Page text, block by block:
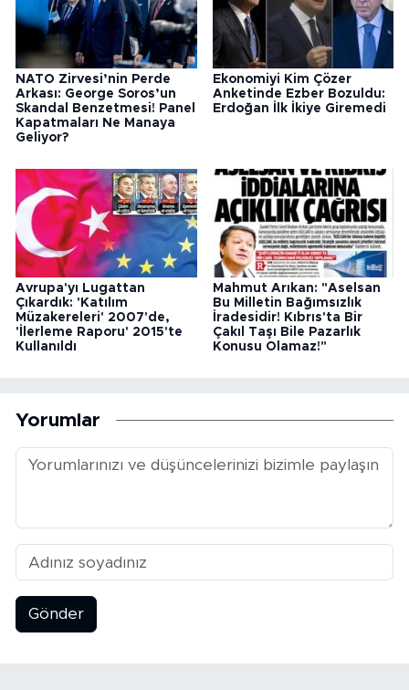
NATO Zirvesi’nin Perde
Arkası: George Soros’un
Skandal Benzetmesi! Panel
Kapatmaları Ne Manaya
Geliyor?
Ekonomiyi Kim Çözer
Anketinde Ezber Bozuldu:
Erdoğan İlk İkiye Giremedi
Avrupa'yı Lugattan
Çıkardık: 'Katılım
Müzakereleri' 2007'de,
'İlerleme Raporu' 2015'te
Kullanıldı
Mahmut Arıkan: "Aselsan
Bu Milletin Bağımsızlık
İradesidir! Kıbrıs'ta Bir
Çakıl Taşı Bile Pazarlık
Konusu Olamaz!"
Yorumlar
Gönder